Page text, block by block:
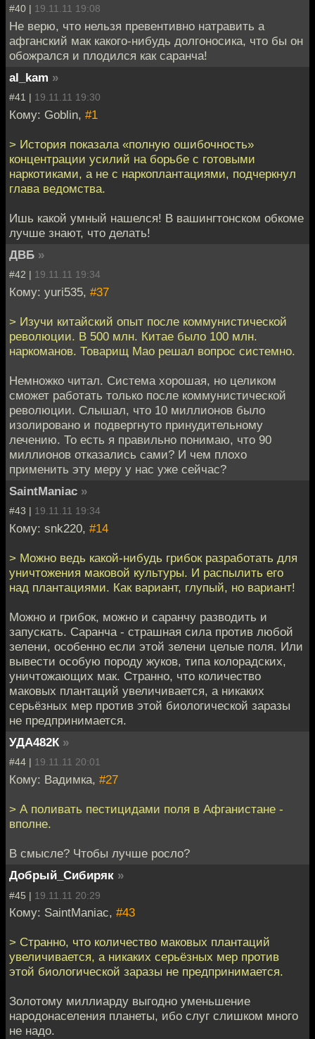
#40 | 19.11.11 19:08
Не верю, что нельзя превентивно натравить а
афганский мак какого-нибудь долгоносика, что бы он
обожрался и плодился как саранча!
al_kam »
#41 | 19.11.11 19:30
Кому: Goblin, #1
> История показала «полную ошибочность»
концентрации усилий на борьбе с готовыми
наркотиками, а не с наркоплантациями, подчеркнул
глава ведомства.
Ишь какой умный нашелся! В вашингтонском обкоме
лучше знают, что делать!
ДВБ »
#42 | 19.11.11 19:34
Кому: yuri535, #37
> Изучи китайский опыт после коммунистической
революции. В 500 млн. Китае было 100 млн.
наркоманов. Товарищ Мао решал вопрос системно.
Немножко читал. Система хорошая, но целиком
сможет работать только после коммунистической
революции. Слышал, что 10 миллионов было
изолировано и подвергнуто принудительному
лечению. То есть я правильно понимаю, что 90
миллионов отказались сами? И чем плохо
применить эту меру у нас уже сейчас?
SaintManiac »
#43 | 19.11.11 19:34
Кому: snk220, #14
> Можно ведь какой-нибудь грибок разработать для
уничтожения маковой культуры. И распылить его
над плантациями. Как вариант, глупый, но вариант!
Можно и грибок, можно и саранчу разводить и
запускать. Саранча - страшная сила против любой
зелени, особенно если этой зелени целые поля. Или
вывести особую породу жуков, типа колорадских,
уничтожающих мак. Странно, что количество
маковых плантаций увеличивается, а никаких
серьёзных мер против этой биологической заразы
не предпринимается.
УДА482К »
#44 | 19.11.11 20:01
Кому: Вадимка, #27
> А поливать пестицидами поля в Афганистане -
вполне.
В смысле? Чтобы лучше росло?
Добрый_Сибиряк »
#45 | 19.11.11 20:29
Кому: SaintManiac, #43
> Странно, что количество маковых плантаций
увеличивается, а никаких серьёзных мер против
этой биологической заразы не предпринимается.
Золотому миллиарду выгодно уменьшение
народонаселения планеты, ибо слуг слишком много
не надо.